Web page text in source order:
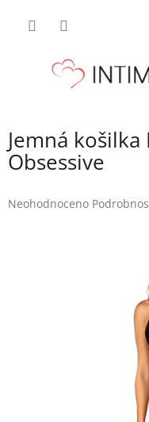
Jemná
Obsessive
Průměrné
Neohodnoceno